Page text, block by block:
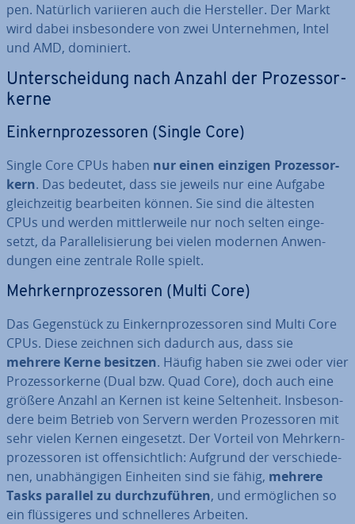
pen. Natürlich variieren auch die Her­stel­ler. Der Markt
wird dabei ins­be­son­de­re von zwei Un­ter­neh­men, Intel
und AMD, dominiert.
Un­ter­schei­dung nach Anzahl der Pro­zes­sor­
ker­ne
Ein­kern­pro­zes­so­ren (Single Core)
Single Core CPUs haben nur einen einzigen Pro­zes­sor­
kern. Das bedeutet, dass sie jeweils nur eine Aufgabe
gleich­zei­tig be­ar­bei­ten können. Sie sind die ältesten
CPUs und werden mitt­ler­wei­le nur noch selten ein­ge­
setzt, da Par­al­le­li­sie­rung bei vielen modernen An­wen­
dun­gen eine zentrale Rolle spielt.
Mehr­kern­pro­zes­so­ren (Multi Core)
Das Ge­gen­stück zu Ein­kern­pro­zes­so­ren sind Multi Core
CPUs. Diese zeichnen sich dadurch aus, dass sie
mehrere Kerne besitzen. Häufig haben sie zwei oder vier
Pro­zes­sor­ker­ne (Dual bzw. Quad Core), doch auch eine
größere Anzahl an Kernen ist keine Sel­ten­heit. Ins­be­son­
de­re beim Betrieb von Servern werden Pro­zes­so­ren mit
sehr vielen Kernen ein­ge­setzt. Der Vorteil von Mehr­kern­
pro­zes­so­ren ist of­fen­sicht­lich: Aufgrund der ver­schie­de­
nen, un­ab­hän­gi­gen Einheiten sind sie fähig, mehrere
Tasks parallel zu durch­zu­füh­ren, und er­mög­li­chen so
ein flüs­si­ge­res und schnel­le­res Arbeiten.